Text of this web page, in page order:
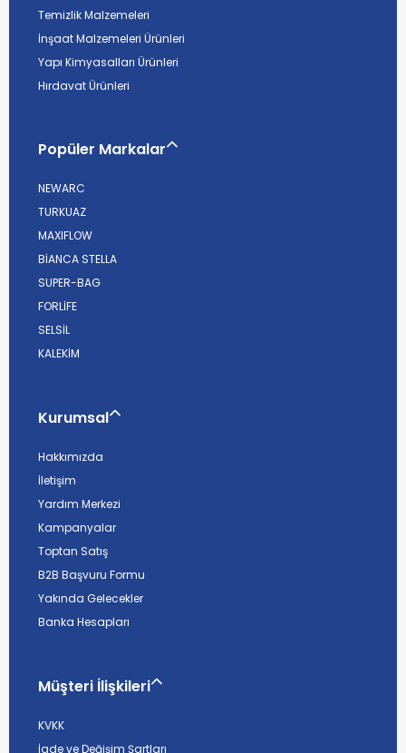
Temizlik Malzemeleri
İnşaat Malzemeleri Ürünleri
Yapı Kimyasalları Ürünleri
Hırdavat Ürünleri
Popüler Markalar
NEWARC
TURKUAZ
MAXIFLOW
BİANCA STELLA
SUPER-BAG
FORLİFE
SELSİL
KALEKİM
Kurumsal
Hakkımızda
İletişim
Yardım Merkezi
Kampanyalar
Toptan Satış
B2B Başvuru Formu
Yakında Gelecekler
Banka Hesapları
Müşteri İlişkileri
KVKK
İade ve Değişim Şartları